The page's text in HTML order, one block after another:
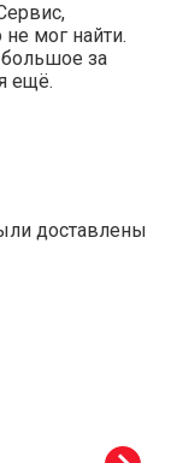
мог найти.
большое за
ещё.
доставлены